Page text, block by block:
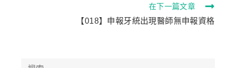
在下一篇文章
【018】申報牙統出現醫師無申報資格